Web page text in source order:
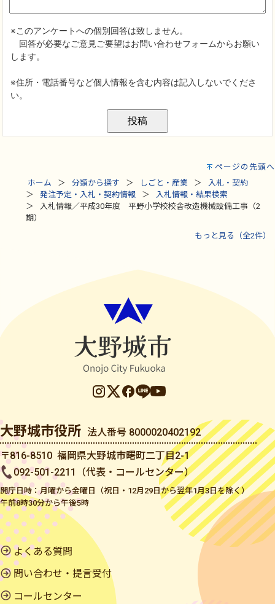
ページの先頭へ
ホーム
分類から探す しごと・産業
入札・契約
発注予定・入札・契約情報
入札情報・結果検索
入札情報／平成30年度 平野小学校校舎改造機械設備工事（2
期）
もっと見る（全2件）
大野城市役所 法人番号 8000020402192
〒816-8510 福岡県大野城市曙町二丁目2-1
092-501-2211（代表・コールセンター）
開庁日時：月曜から金曜日（祝日・12月29日から翌年1月3日を除く）
午前8時30分から午後5時
よくある質問
問い合わせ・提言受付
コールセンター